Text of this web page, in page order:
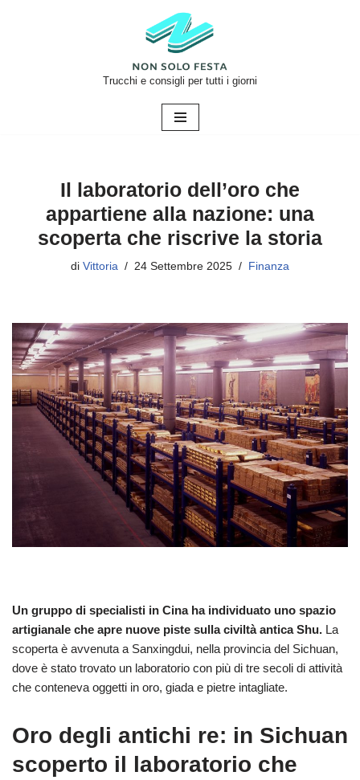
Trucchi e consigli per tutti i giorni
Il laboratorio dell’oro che
appartiene alla nazione: una
scoperta che riscrive la storia
di Vittoria 24 Settembre 2025 Finanza
Un gruppo di specialisti in Cina ha individuato uno spazio
artigianale che apre nuove piste sulla civiltà antica Shu. La
scoperta è avvenuta a Sanxingdui, nella provincia del Sichuan,
dove è stato trovato un laboratorio con più di tre secoli di attività
che conteneva oggetti in oro, giada e pietre intagliate.
Oro degli antichi re: in Sichuan
scoperto il laboratorio che